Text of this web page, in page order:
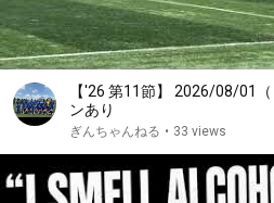
【'26 第11節】 2026/08/01
ンあり
ぎんちゃんねる • 33 views